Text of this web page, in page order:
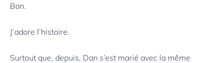
Bon.
J’adore l’histoire.
Surtout que, depuis, Dan s’est marié avec la même